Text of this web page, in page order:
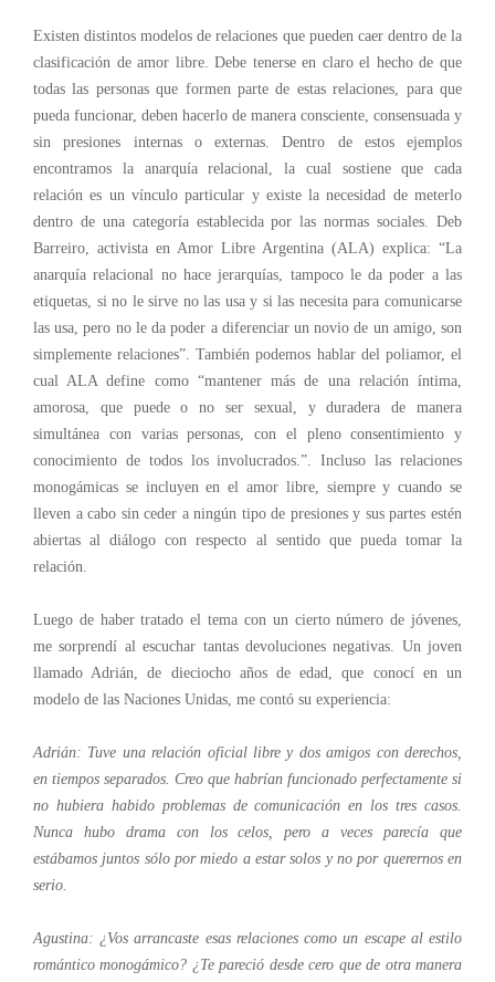
Existen distintos modelos de relaciones que pueden caer dentro de la
clasificación de amor libre. Debe tenerse en claro el hecho de que
todas las personas que formen parte de estas relaciones, para que
pueda funcionar, deben hacerlo de manera consciente, consensuada y
sin presiones internas o externas. Dentro de estos ejemplos
encontramos la anarquía relacional, la cual sostiene que cada
relación es un vínculo particular y existe la necesidad de meterlo
dentro de una categoría establecida por las normas sociales. Deb
Barreiro, activista en Amor Libre Argentina (ALA) explica: “La
anarquía relacional no hace jerarquías, tampoco le da poder a las
etiquetas, si no le sirve no las usa y si las necesita para comunicarse
las usa, pero no le da poder a diferenciar un novio de un amigo, son
simplemente relaciones”. También podemos hablar del poliamor, el
cual ALA define como “mantener más de una relación íntima,
amorosa, que puede o no ser sexual, y duradera de manera
simultánea con varias personas, con el pleno consentimiento y
conocimiento de todos los involucrados.”. Incluso las relaciones
monogámicas se incluyen en el amor libre, siempre y cuando se
lleven a cabo sin ceder a ningún tipo de presiones y sus partes estén
abiertas al diálogo con respecto al sentido que pueda tomar la
relación.
Luego de haber tratado el tema con un cierto número de jóvenes,
me sorprendí al escuchar tantas devoluciones negativas. Un joven
llamado Adrián, de dieciocho años de edad, que conocí en un
modelo de las Naciones Unidas, me contó su experiencia:
Adrián: Tuve una relación oficial libre y dos amigos con derechos,
en tiempos separados. Creo que habrían funcionado perfectamente si
no hubiera habido problemas de comunicación en los tres casos.
Nunca hubo drama con los celos, pero a veces parecía que
estábamos juntos sólo por miedo a estar solos y no por querernos en
serio.
Agustina: ¿Vos arrancaste esas relaciones como un escape al estilo
romántico monogámico? ¿Te pareció desde cero que de otra manera